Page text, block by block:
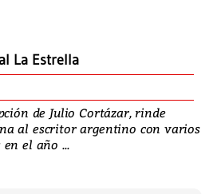
La Estrella
de Julio Cortázar, rinde
al escritor argentino con varios
el año ...